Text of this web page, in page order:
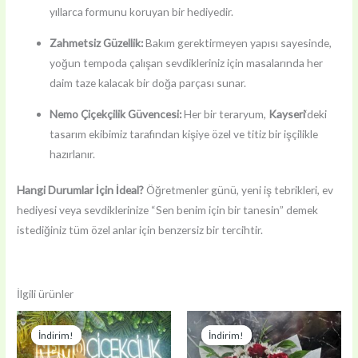
yıllarca formunu koruyan bir hediyedir.
Zahmetsiz Güzellik:Bakım gerektirmeyen yapısı sayesinde,
yoğun tempoda çalışan sevdikleriniz için masalarında her
daim taze kalacak bir doğa parçası sunar.
Nemo Çiçekçilik Güvencesi:Her bir teraryum, Kayseri‘deki
tasarım ekibimiz tarafından kişiye özel ve titiz bir işçilikle
hazırlanır.
Hangi Durumlar İçin İdeal? Öğretmenler günü, yeni iş tebrikleri, ev
hediyesi veya sevdiklerinize “Sen benim için bir tanesin” demek
istediğiniz tüm özel anlar için benzersiz bir tercihtir.
İlgili ürünler
İndirim!
İndirim! İndirim!
İndirim!